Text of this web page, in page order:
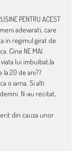
PENTRU ACEST
adevarati, care
in regimul girat de
Cine NE MAI
viata lui imbuibat,la
20 de ani??
o iarna. Si alti
N-au recitat,
din cauza unor